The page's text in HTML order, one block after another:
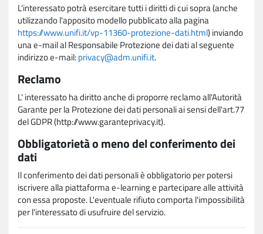
L'interessato potrà esercitare tutti i diritti di cui sopra (anche
utilizzando l'apposito modello pubblicato alla pagina
https://www.unifi.it/vp-11360-protezione-dati.html) inviando
una e-mail al Responsabile Protezione dei dati al seguente
indirizzo e-mail:privacy@adm.unifi.it.
Reclamo
L' interessato ha diritto anche di proporre reclamo all'Autorità
Garante per la Protezione dei dati personali ai sensi dell'art.77
del GDPR (http://www.garanteprivacy.it).
Obbligatorietà o meno del conferimento dei
dati
Il conferimento dei dati personali è obbligatorio per potersi
iscrivere alla piattaforma e-learning e partecipare alle attività
con essa proposte. L'eventuale rifiuto comporta l'impossibilità
per l'interessato di usufruire del servizio.